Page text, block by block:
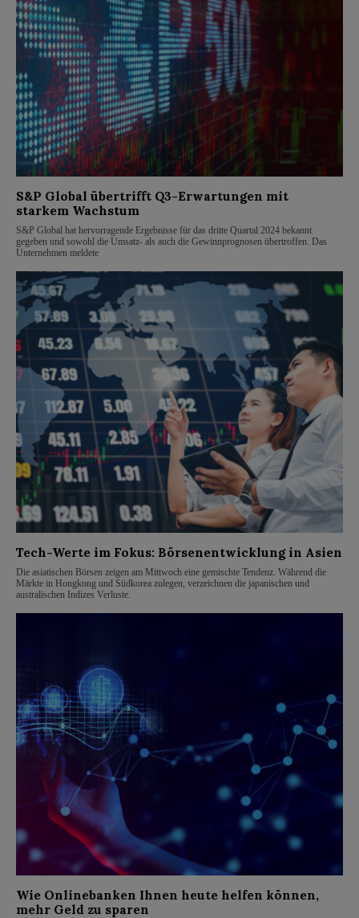
S&P Global übertrifft Q3-Erwartungen mit
starkem Wachstum
S&P Global hat hervorragende Ergebnisse für das dritte Quartal 2024 bekannt
gegeben und sowohl die Umsatz- als auch die Gewinnprognosen übertroffen. Das
Unternehmen meldete
Tech-Werte im Fokus: Börsenentwicklung in Asien
Die asiatischen Börsen zeigen am Mittwoch eine gemischte Tendenz. Während die
Märkte in Hongkong und Südkorea zulegen, verzeichnen die japanischen und
australischen Indizes Verluste.
Wie Onlinebanken Ihnen heute helfen können,
mehr Geld zu sparen